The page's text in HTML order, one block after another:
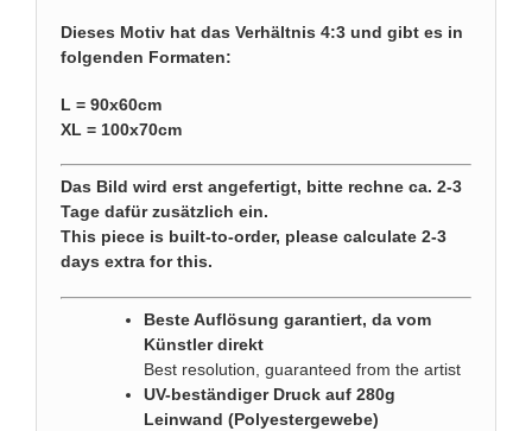
Dieses Motiv hat das Verhältnis 4:3 und gibt es in
folgenden Formaten:
L = 90x60cm
XL = 100x70cm
Das Bild wird erst angefertigt, bitte rechne ca. 2-3
Tage dafür zusätzlich ein.
This piece is built-to-order, please calculate 2-3
days extra for this.
Beste Auflösung garantiert, da vom
Künstler direkt
Best resolution, guaranteed from the artist
UV-beständiger Druck auf 280g
Leinwand (Polyestergewebe)